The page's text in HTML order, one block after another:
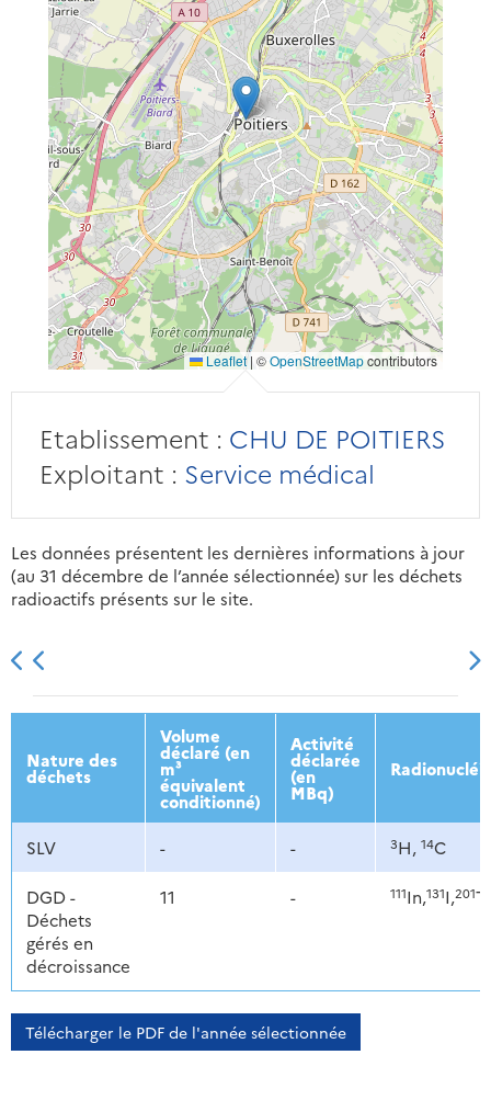
Leaflet | ©OpenStreetMapcontributors
Etablissement : CHU DE POITIERS
Exploitant : Service médical
Les données présentent les dernières informations à jour
(au 31 décembre de l’année sélectionnée) sur les déchets
radioactifs présents sur le site.
2013 2014 2015 2016
Nature des
déchets
Volume
déclaré (en
m³
équivalent
conditionné)
Activité
déclarée
(en
MBq)
SLV - - 3H, 14C
DGD -
Déchets
gérés en
décroissance
11 - 111In,131I,201
Télécharger le PDF de l'année sélectionnée